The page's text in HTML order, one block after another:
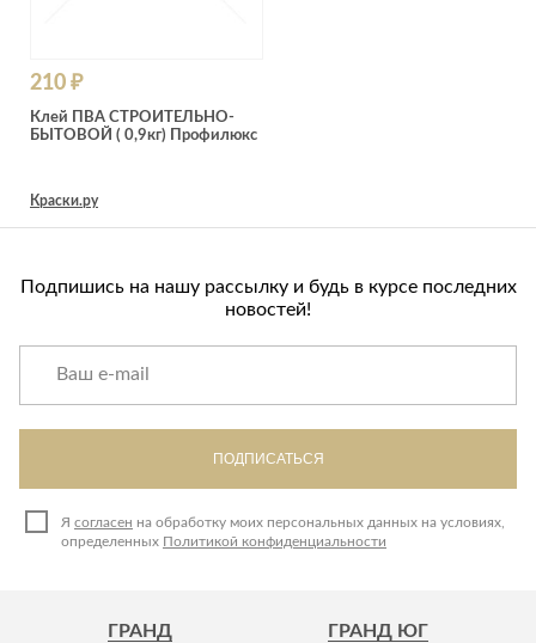
210 ₽
Клей ПВА СТРОИТЕЛЬНО-
БЫТОВОЙ ( 0,9кг) Профилюкс
Краски.ру
Подпишись на нашу рассылку и будь в курсе последних
новостей!
ПОДПИСАТЬСЯ
Я согласен на обработку моих персональных данных на условиях,
определенных Политикой конфиденциальности
ГРАНД ГРАНД ЮГ